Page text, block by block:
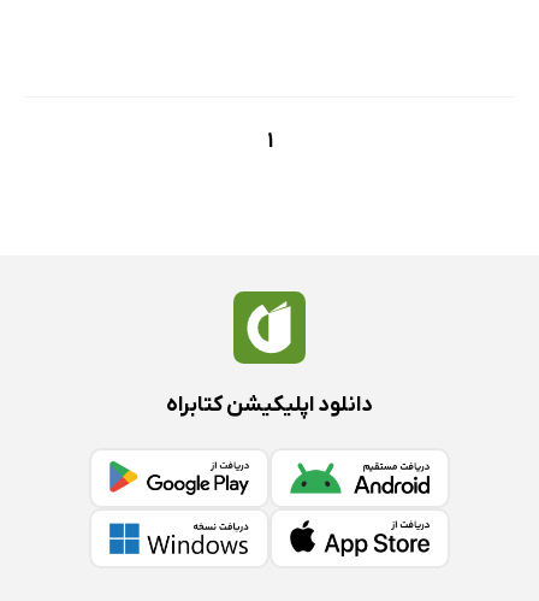
1
دانلود اپلیکیشن کتابراه